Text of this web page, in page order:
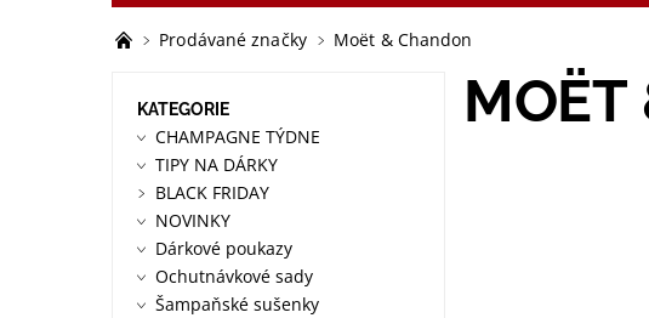
KONTAKTY
OBCHODNÍ PODMÍNKY
Prodávané značky Moët & Chandon
MOËT
KATEGORIE
CHAMPAGNE TÝDNE
TIPY NA DÁRKY
BLACK FRIDAY
NOVINKY
Dárkové poukazy
Ochutnávkové sady
Šampaňské sušenky